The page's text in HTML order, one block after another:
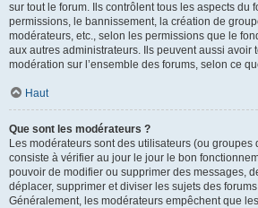
sur tout le forum. Ils contrôlent tous les aspects du
permissions, le bannissement, la création de
modérateurs, etc., selon les permissions que le
aux autres administrateurs. Ils peuvent aussi avoir
modération sur l’ensemble des forums, selon ce
Haut
Que sont les modérateurs ?
Les modérateurs sont des utilisateurs (ou groupes
consiste à vérifier au jour le jour le bon
pouvoir de modifier ou supprimer des messages,
déplacer, supprimer et diviser les sujets des
Généralement, les modérateurs empêchent que